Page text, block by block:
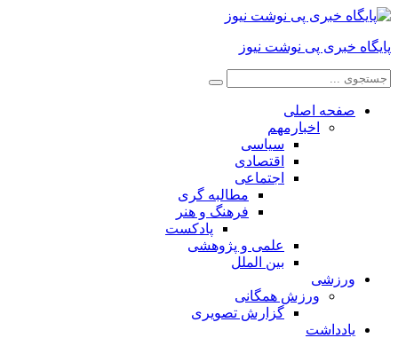
پایگاه خبری پی نوشت نیوز
صفحه اصلی
اخبارمهم
سیاسی
اقتصادی
اجتماعی
مطالبه گری
فرهنگ و هنر
پادکست
علمی و پژوهشی
بین الملل
ورزشی
ورزش همگانی
گزارش تصویری
یادداشت